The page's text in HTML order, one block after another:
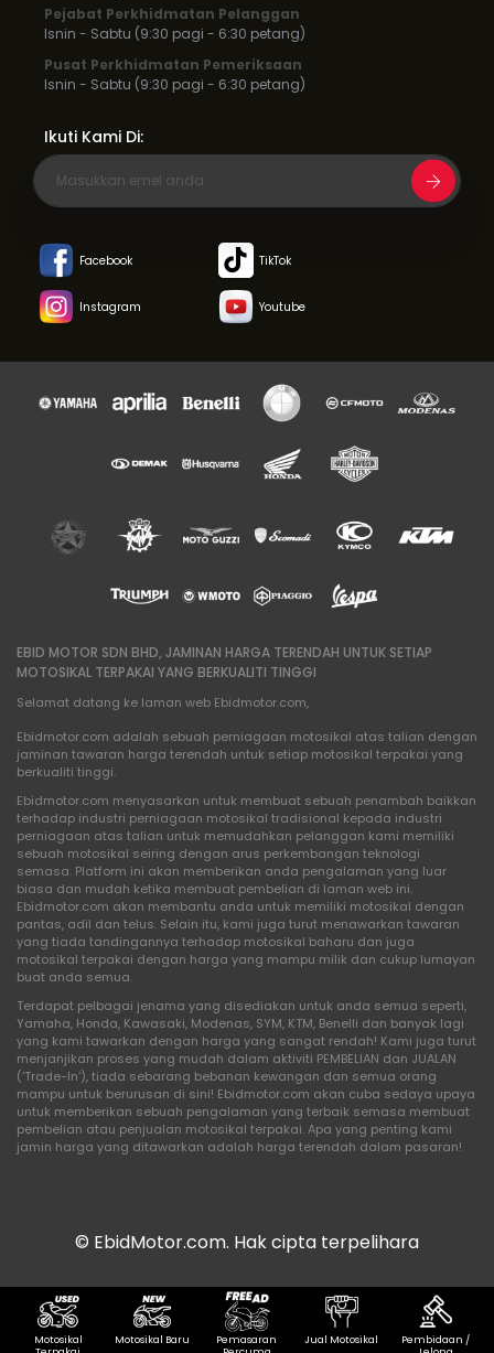
Pejabat Perkhidmatan Pelanggan
Isnin - Sabtu (9:30 pagi - 6:30 petang)
Pusat Perkhidmatan Pemeriksaan
Isnin - Sabtu (9:30 pagi - 6:30 petang)
Ikuti Kami Di:
Facebook TikTok
Instagram Youtube
EBID MOTOR SDN BHD, JAMINAN HARGA TERENDAH UNTUK SETIAP
MOTOSIKAL TERPAKAI YANG BERKUALITI TINGGI
Selamat datang ke laman web Ebidmotor.com,
Ebidmotor.com adalah sebuah perniagaan motosikal atas talian dengan
jaminan tawaran harga terendah untuk setiap motosikal terpakai yang
berkualiti tinggi.
Ebidmotor.com menyasarkan untuk membuat sebuah penambah baikkan
terhadap industri perniagaan motosikal tradisional kepada industri
perniagaan atas talian untuk memudahkan pelanggan kami memiliki
sebuah motosikal seiring dengan arus perkembangan teknologi
semasa. Platform ini akan memberikan anda pengalaman yang luar
biasa dan mudah ketika membuat pembelian di laman web ini.
Ebidmotor.com akan membantu anda untuk memiliki motosikal dengan
pantas, adil dan telus. Selain itu, kami juga turut menawarkan tawaran
yang tiada tandingannya terhadap motosikal baharu dan juga
motosikal terpakai dengan harga yang mampu milik dan cukup lumayan
buat anda semua.
Terdapat pelbagai jenama yang disediakan untuk anda semua seperti,
Yamaha, Honda, Kawasaki, Modenas, SYM, KTM, Benelli dan banyak lagi
yang kami tawarkan dengan harga yang sangat rendah! Kami juga turut
menjanjikan proses yang mudah dalam aktiviti PEMBELIAN dan JUALAN
(‘Trade-In’), tiada sebarang bebanan kewangan dan semua orang
mampu untuk berurusan di sini! Ebidmotor.com akan cuba sedaya upaya
untuk memberikan sebuah pengalaman yang terbaik semasa membuat
pembelian atau penjualan motosikal terpakai. Apa yang penting kami
jamin harga yang ditawarkan adalah harga terendah dalam pasaran!
© EbidMotor.com. Hak cipta terpelihara
Motosikal
Motosikal Baru
Pemasaran
Jual Motosikal
Pembidaan /